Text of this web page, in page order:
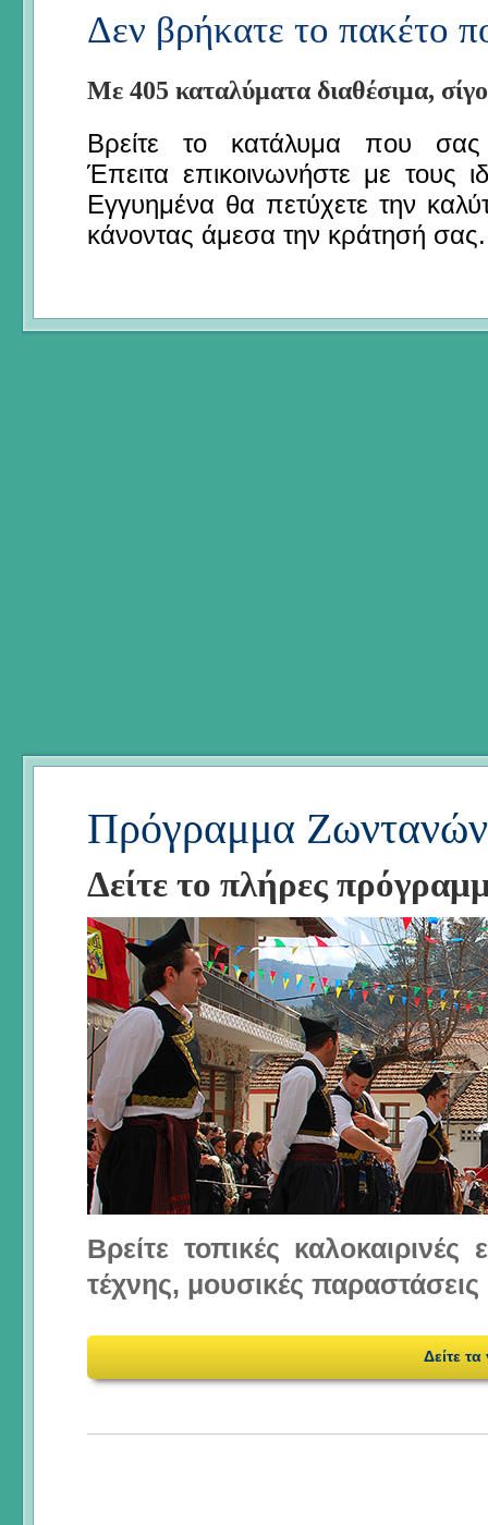
Δεν βρήκατε το πακέτο
Με 405 καταλύματα διαθέσιμα,
Βρείτε το κατάλυμα που σας
Έπειτα επικοινωνήστε με τους
Εγγυημένα θα πετύχετε την
κάνοντας άμεσα την κράτησή σας.
Πρόγραμμα
Δείτε το πλήρες
Βρείτε τοπικές
τέχνης, μουσικές
Δείτε